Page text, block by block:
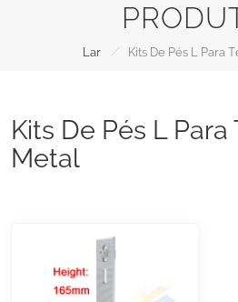
Lar / Kits De Pés L Para
Kits De Pés L
Metal